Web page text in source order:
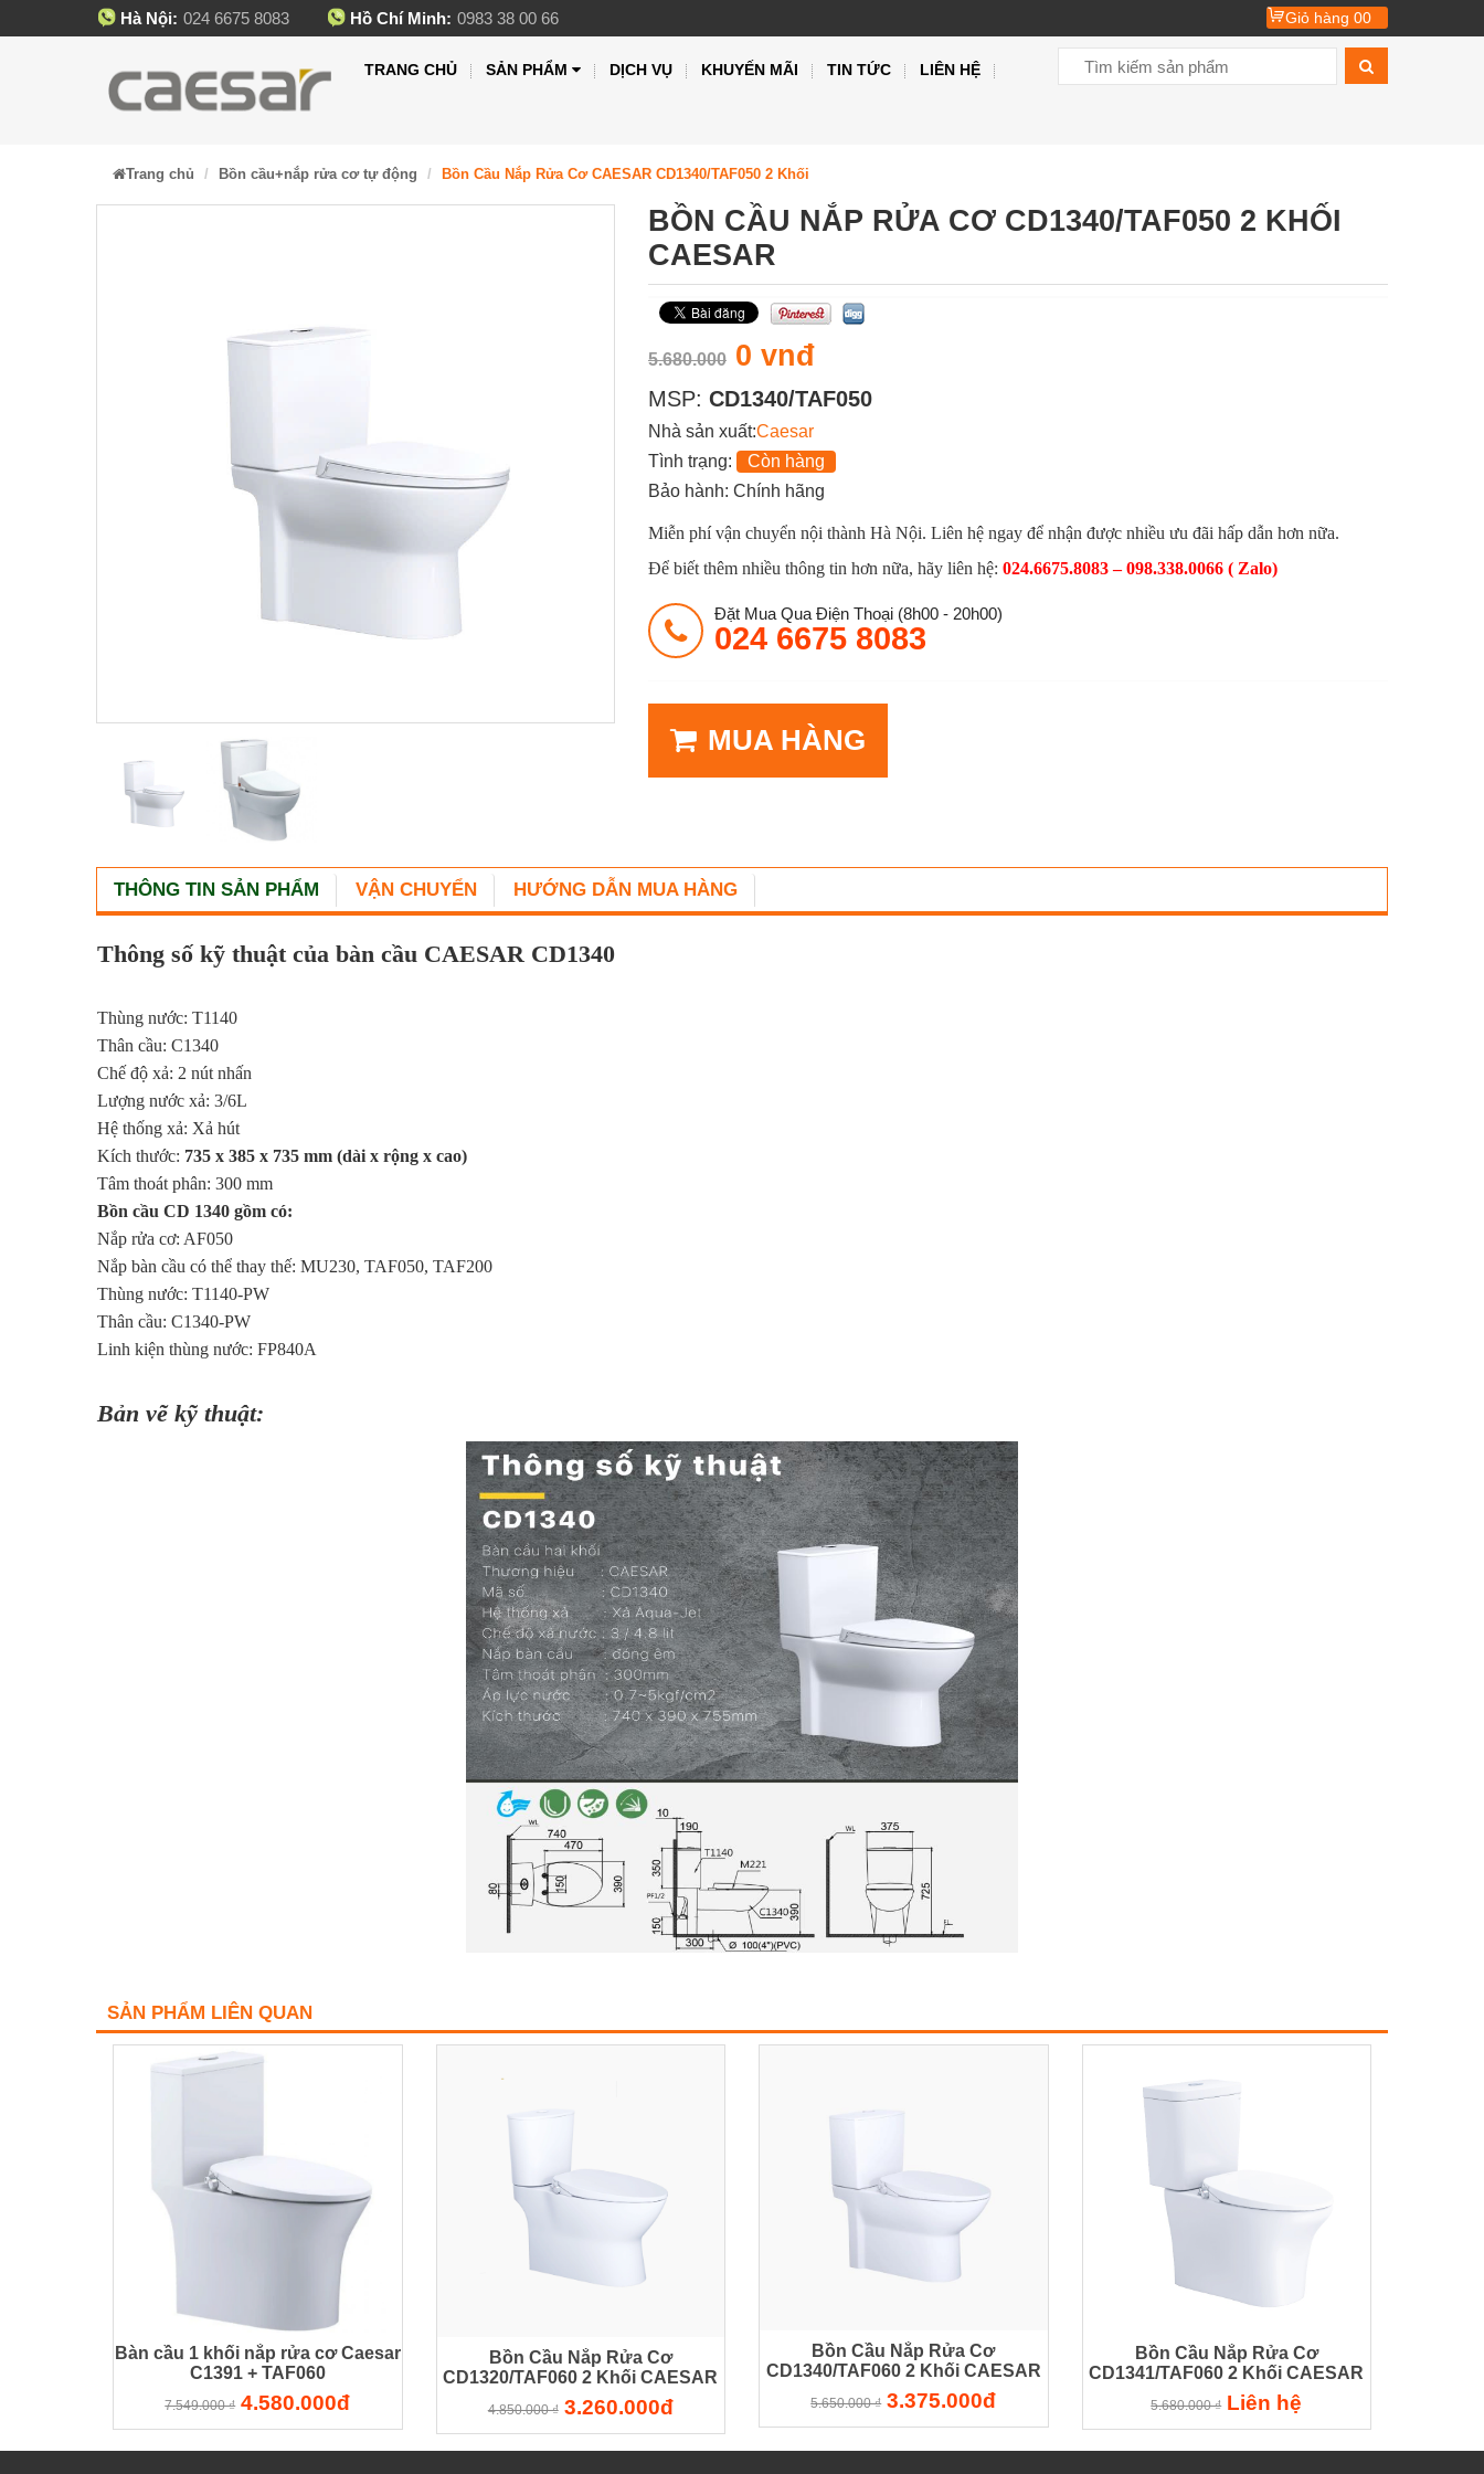
Hà Nội: 024 6675 8083 Hồ Chí Minh: 0983 38 00 66 Giỏ hàng 00
TRANG CHỦ SẢN PHẨM DỊCH VỤ KHUYẾN MÃI TIN TỨC LIÊN HỆ
Trang chủ Bồn cầu+nắp rửa cơ tự động Bồn Cầu Nắp Rửa Cơ CAESAR CD1340/TAF050 2 Khối
BỒN CẦU NẮP RỬA CƠ CD1340/TAF050 2 KHỐI
CAESAR
5.680.000 0 vnđ
MSP: CD1340/TAF050
Nhà sản xuất:Caesar
Tình trạng:
Còn hàng
Bảo hành: Chính hãng
Miễn phí vận chuyển nội thành Hà Nội. Liên hệ ngay để nhận được nhiều ưu đãi hấp dẫn hơn nữa.
Để biết thêm nhiều thông tin hơn nữa, hãy liên hệ: 024.6675.8083 – 098.338.0066 ( Zalo)
Đặt Mua Qua Điện Thoại (8h00 - 20h00)
024 6675 8083
MUA HÀNG
THÔNG TIN SẢN PHẨM VẬN CHUYỂN HƯỚNG DẪN MUA HÀNG
Thông số kỹ thuật của bàn cầu CAESAR CD1340
Thùng nước: T1140
Thân cầu: C1340
Chế độ xả: 2 nút nhấn
Lượng nước xả: 3/6L
Hệ thống xả: Xả hút
Kích thước: 735 x 385 x 735 mm (dài x rộng x cao)
Tâm thoát phân: 300 mm
Bồn cầu CD 1340 gồm có:
Nắp rửa cơ: AF050
Nắp bàn cầu có thể thay thế: MU230, TAF050, TAF200
Thùng nước: T1140-PW
Thân cầu: C1340-PW
Linh kiện thùng nước: FP840A
Bản vẽ kỹ thuật:
SẢN PHẨM LIÊN QUAN
Bàn cầu 1 khối nắp rửa cơ Caesar
C1391 + TAF060
7.549.000 ₫ 4.580.000đ
Bồn Cầu Nắp Rửa Cơ
CD1320/TAF060 2 Khối CAESAR
4.850.000 ₫ 3.260.000đ
Bồn Cầu Nắp Rửa Cơ
CD1340/TAF060 2 Khối CAESAR
5.650.000 ₫ 3.375.000đ
Bồn Cầu Nắp Rửa Cơ
CD1341/TAF060 2 Khối CAESAR
5.680.000 ₫ Liên hệ